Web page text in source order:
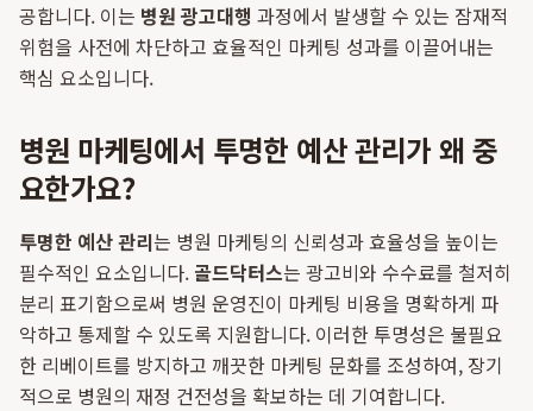
공합니다. 이는 병원 광고대행 과정에서 발생할 수 있는 잠재적
위험을 사전에 차단하고 효율적인 마케팅 성과를 이끌어내는
핵심 요소입니다.
병원 마케팅에서 투명한 예산 관리가 왜 중
요한가요?
투명한 예산 관리는 병원 마케팅의 신뢰성과 효율성을 높이는
필수적인 요소입니다. 골드닥터스는 광고비와 수수료를 철저히
분리 표기함으로써 병원 운영진이 마케팅 비용을 명확하게 파
악하고 통제할 수 있도록 지원합니다. 이러한 투명성은 불필요
한 리베이트를 방지하고 깨끗한 마케팅 문화를 조성하여, 장기
적으로 병원의 재정 건전성을 확보하는 데 기여합니다.